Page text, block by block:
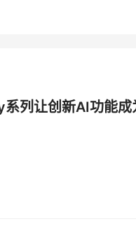
列让创新AI功能成